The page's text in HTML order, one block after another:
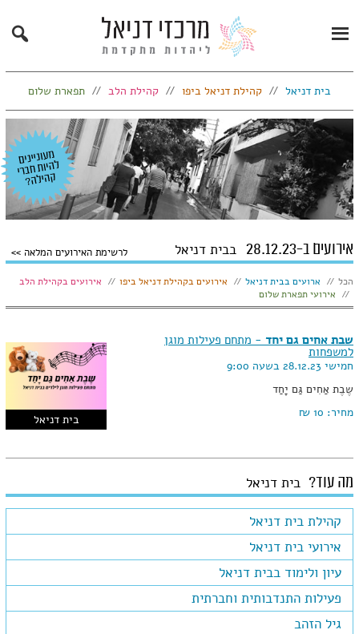
Primary
Menu
Search
בית דניאל קהילת דניאל ביפו קהילת הלב תפארת שלום
אירועים ב-28.12.23 בבית דניאל לרשימת האירועים המלאה
הצג:
הכל ארועים בבית דניאל אירועים בקהילת דניאל ביפו
אירועים בקהילת הלב
אירועי תפארת שלום
בית דניאל
שבת אחים גם יחד - מתחם פעילות מוגן
למשפחות
חמישי 28.12.23 בשעה 9:00
שֶבֶת אַחִים גַּם יָחַד
מחיר: 10 ₪
מה עוד? בית דניאל
קהילת בית דניאל
אירועי בית דניאל
עיון ולימוד בבית דניאל
פעילות התנדבותית וחברתית
גיל הזהב